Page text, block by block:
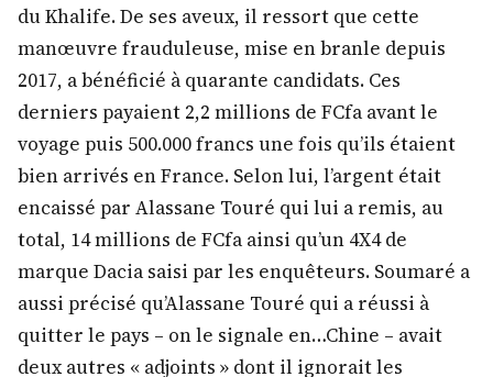
du Khalife. De ses aveux, il ressort que cette
manœuvre frauduleuse, mise en branle depuis
2017, a bénéficié à quarante candidats. Ces
derniers payaient 2,2 millions de FCfa avant le
voyage puis 500.000 francs une fois qu’ils étaient
bien arrivés en France. Selon lui, l’argent était
encaissé par Alassane Touré qui lui a remis, au
total, 14 millions de FCfa ainsi qu’un 4X4 de
marque Dacia saisi par les enquêteurs. Soumaré a
aussi précisé qu’Alassane Touré qui a réussi à
quitter le pays – on le signale en…Chine – avait
deux autres « adjoints » dont il ignorait les